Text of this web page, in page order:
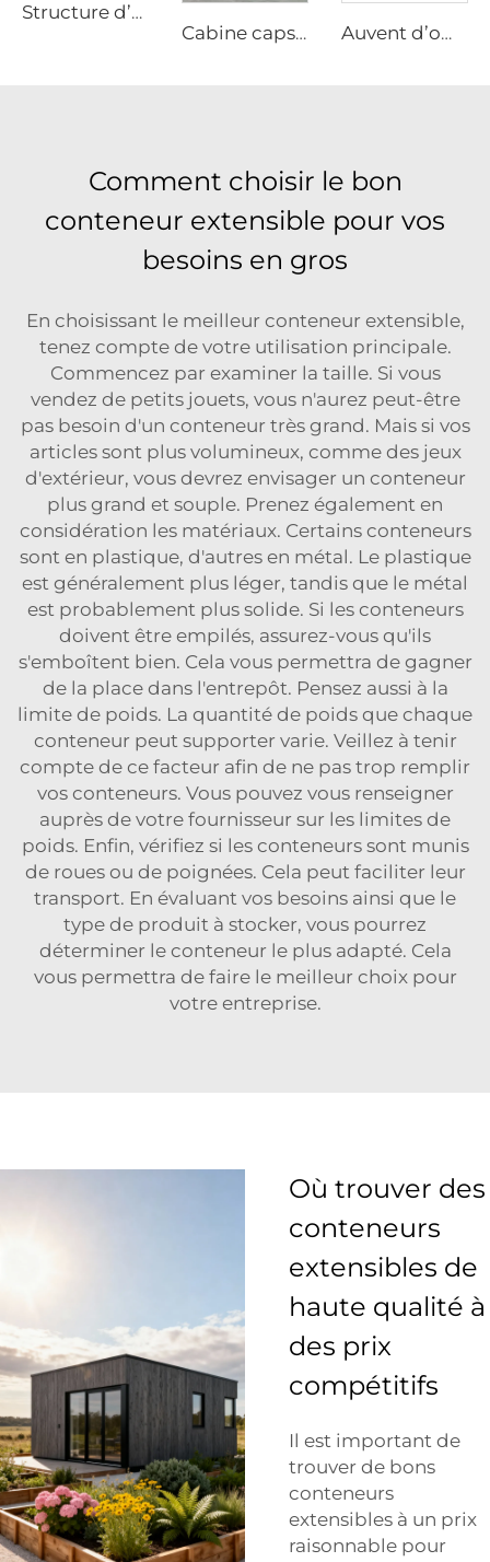
Structure d’entrepôt en aluminium robuste | Tente industrielle de stockage à portée libre pour la logistique et la fabrication
Cabine capsule préfabriquée entièrement équipée | Cabine moderne pour chambre d’hôtel à déploiement rapide
Auvent d’ombrage personnalisé et modulaire pour terrain de padel | Toit à structure intégrée en aluminium avec protection vitrée pour installations extérieures de tennis
Comment choisir le bon
conteneur extensible pour vos
besoins en gros
En choisissant le meilleur conteneur extensible,
tenez compte de votre utilisation principale.
Commencez par examiner la taille. Si vous
vendez de petits jouets, vous n'aurez peut-être
pas besoin d'un conteneur très grand. Mais si vos
articles sont plus volumineux, comme des jeux
d'extérieur, vous devrez envisager un conteneur
plus grand et souple. Prenez également en
considération les matériaux. Certains conteneurs
sont en plastique, d'autres en métal. Le plastique
est généralement plus léger, tandis que le métal
est probablement plus solide. Si les conteneurs
doivent être empilés, assurez-vous qu'ils
s'emboîtent bien. Cela vous permettra de gagner
de la place dans l'entrepôt. Pensez aussi à la
limite de poids. La quantité de poids que chaque
conteneur peut supporter varie. Veillez à tenir
compte de ce facteur afin de ne pas trop remplir
vos conteneurs. Vous pouvez vous renseigner
auprès de votre fournisseur sur les limites de
poids. Enfin, vérifiez si les conteneurs sont munis
de roues ou de poignées. Cela peut faciliter leur
transport. En évaluant vos besoins ainsi que le
type de produit à stocker, vous pourrez
déterminer le conteneur le plus adapté. Cela
vous permettra de faire le meilleur choix pour
votre entreprise.
Où trouver des
conteneurs
extensibles de
haute qualité à
des prix
compétitifs
Il est important de
trouver de bons
conteneurs
extensibles à un prix
raisonnable pour